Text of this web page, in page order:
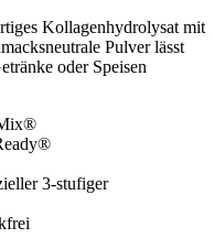
Kollagenhydrolysat mit
Pulver lässt
oder Speisen
3-stufiger